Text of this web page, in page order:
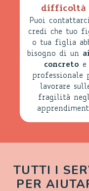
difficoltà
Puoi
credi che tuo
o tua figlia
bisogno di un
concreto e
professionale
lavorare
fragilità
TUTTI I
PER